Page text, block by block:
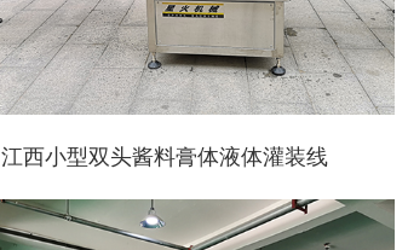
江西小型双头酱料膏体液体灌装线